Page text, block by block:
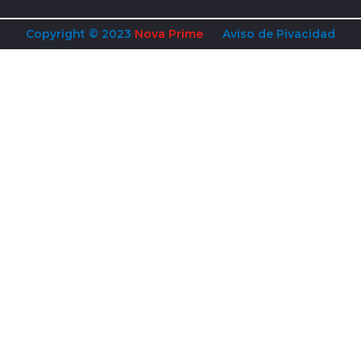
Copyright © 2023 Nova Prime Aviso de Pivacidad